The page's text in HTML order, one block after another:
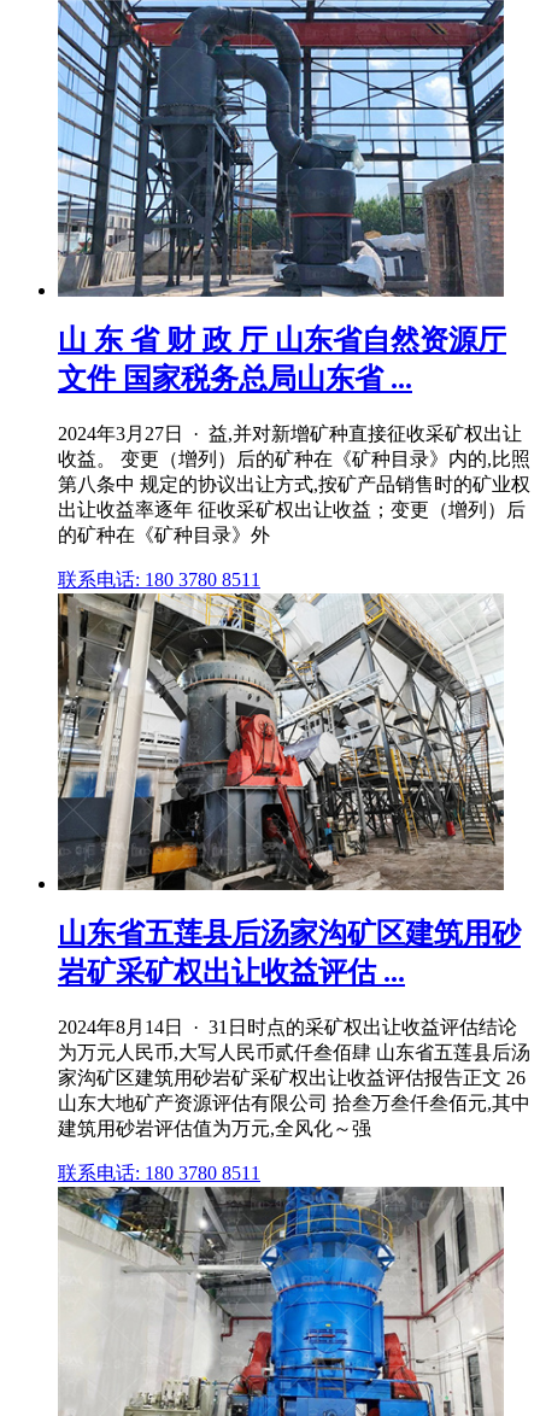
山 东 省 财 政 厅 山东省自然资源厅
文件 国家税务总局山东省 ...
2024年3月27日 · 益,并对新增矿种直接征收采矿权出让
收益。 变更（增列）后的矿种在《矿种目录》内的,比照
第八条中 规定的协议出让方式,按矿产品销售时的矿业权
出让收益率逐年 征收采矿权出让收益；变更（增列）后
的矿种在《矿种目录》外
联系电话: 180 3780 8511
山东省五莲县后汤家沟矿区建筑用砂
岩矿采矿权出让收益评估 ...
2024年8月14日 · 31日时点的采矿权出让收益评估结论
为万元人民币,大写人民币贰仟叁佰肆 山东省五莲县后汤
家沟矿区建筑用砂岩矿采矿权出让收益评估报告正文 26
山东大地矿产资源评估有限公司 拾叁万叁仟叁佰元,其中
建筑用砂岩评估值为万元,全风化～强
联系电话: 180 3780 8511